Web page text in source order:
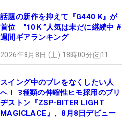
話題の新作を抑えて『G440 K』が
首位 “10Ｋ”人気は未だに継続中 #
週間ギアランキング
2026年8月8日 (土) 18時00分 11
スイング中のブレをなくしたい人
へ！ 3種類の伸縮性ヒモ採用のブリ
ヂストン『ZSP-BITER LIGHT
MAGICLACE』、8月8日デビュー